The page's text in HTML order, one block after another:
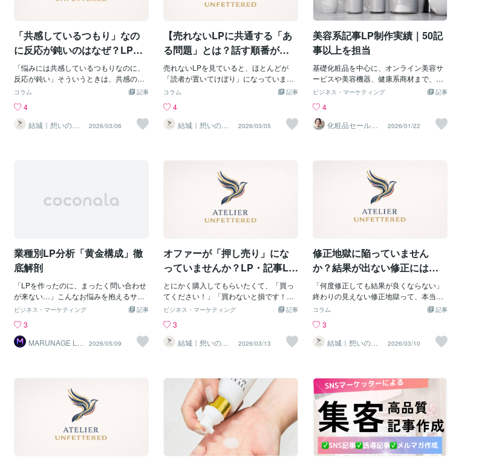
とがあります。元のLPには「痩せたいで
せた結果どうなりたいか」というニーズ
の深堀りが甘い状態でした。そ
が教材を使ったことで成績がどんどん上
のある内容ではありますが、現実感が薄
く、読者が自分ご
を訴求したいがために、FVに大きく赤文
字で価格が訴求されている状態でした。
訴求軸も価格が中心になっていたため、
商品本来の魅力である飲みやすさ・処方
のこだわり・製造工場の安全性が伝わり
場合、「ターゲットが絞り込めていな
「コスパの良さが魅力です！」と即答し
てもらえれば「ジムの会費が高すぎると
感じている人がターゲットだな。コスパ
の良さをどう打ち出すかが課題だな」と
いう目線でチェックできます。一番の魅
力が絞り込めているかどうかで、その後
力が絞り込めないときの考え方】一番の
魅力が絞り込めていないときは、「自分
がこの商品・サービスを購入するならど
折れるものです。LP作成の工程その1は
「その商品・サービスの魅力探し」と言
格・ボリューム・メニューの豊富さなど
複数の魅力を1つのLPで網羅し
でもらえません。記事LP・LPの目的は、
なく、読者を購入ボタンまで連れていく
ための入口です。【離脱パターン別の改
善ポイント】導入文で離脱されることが
多いなら、次の3点を見直してみてくださ
い。・書いてあることがうさんくさい→
信頼できる情報を盛り込む・自分向けに
言及する・読む気になれない→短く・簡
単な言葉で書く少し工夫するだけで、最
後までとはいかなくても、導入文だけで
味を持ってくれた読者を、その場で逃さ
ない工夫になります。【実際の制作事
例】以前、美白クリームの記事LP改修を
担当しました。FVはとても魅力的な仕上
がりでしたが、離脱率が高くCVにつなが
ら、以下の3点を変更しました。・導入文
の長さを3分の1に
すよ！」と訴求しても、それが読者の現
状からかけ離れていると心が動かないん
です。ベネフィットは、読者がリアルに
想像できるものである必要があります。
「あっという間に体が締まる」のではな
く「スキマ時間に運動できるから、運動
不足解消に役立ちますよ」といった訴求
の方が刺さる人は多い。極端なベネフィ
ットは、うさんくさく感じられてしまう
ットを当てる】読者には、表面的な悩み
（顕在ニーズ）の奥に、本当に叶えたい
こと（潜在ニーズ）が隠れています。
「自信を持って出かけたい」——という
潜在ニーズにスポットを当てることで、
ベネフィットが読者のリアルに近づきま
す。読者に届くベネフィットは、"劇的な
変化"より"ちょっとだけ良くなる日常"で
のLPで「履くだけであっという間にスリ
ムに！」という訴求の修正を担当し
「共感しているつもり」なの
に反応が鈍いのはなぜ？LP設
計で見落とされがちな「前提
固め」の話
「悩みには共感しているつもりなのに、
反応が鈍い」そういうときは、共感の言
葉より前に置くべきもの（＝前提）が抜
ります」「つらいですよね」という言葉
があっても、その前に「ペルソナが抱え
ている具体的悩み」への言及が抜けてい
らいですよね」「足腰が痛いと、しんど
いですよね。わかります」これは表面的
があります。「旅行に行くのをためらっ
てしまう」「動くのが億劫になる」「将
来寝たきりになるかもしれない不安」こ
ういった日常の不便や不安に触れたうえ
で「わかります、しんどいですよね」と
伝えて、はじめて「私のことだ」と感じ
以前、関節・筋肉ケアのサプリメントの
記事LPを担当しました。ターゲットは、
膝のギシギシ感や体のもたもた感が気に
入りました。「よっこいしょ」「どっこ
いしょ」という口癖。サッと動けなくな
ってきた感覚。「このまま寝たきりにな
ったらどうしよう」という漠然とした不
安。こういった、ターゲットが日常の中
記事
コラム
4
結城｜想いの言
語化、おまかせ
2026/03/06
【売れないLPに共通する「あ
る問題」とは？話す順番が結
果を左右する 】
売れないLPを見ていると、ほとんどが
「読者が置いてけぼり」になっていま
す。 あなたのLPは大丈夫ですか？人間は
からこそ、話をする順番が大事なんで
す。いきなり商品の魅力やすごさを語っ
ても、「それって本当に自分に必要？」
えますよね。LPも同じです。「もしかし
て、こんな悩みありませんか？」と問い
かけられて初めて、人は自分ごととして
考え始めます。そこから「それなら、こ
ういう解決策があります」と順を追う。
ときほど、丁寧に「順番」を整える必要
があるんです。【実際の制作事例】以
前、クリームシャンプーの記事LPのリラ
イトを担当しました。抜け毛や髪の傷み
に悩む女性向けの商品で、たくさんの植
物エキスを配合し、ゴシゴシこすらずに
Pでは、いきなり成分やテクスチャー、
香りなどの説明が始まっていたのです
が、リライトに際して大幅に構成を変え
で、見た目年齢は大きく変わりますよ
ね」という共感を示し、「年齢を重ねる
と髪の印象が変わる原因」を解説してか
ら、ベネフィットを訴求するようにしま
した。読者が日常的に感じている悩みや
不安に先に触れて、その原因を解説する
ことで、商品の特徴に説得力を持たせる
記事
コラム
4
結城｜想いの言
語化、おまかせ
2026/03/05
美容系記事LP制作実績｜50記
事以上を担当
基礎化粧品を中心に、オンライン美容サ
ービスや美容機器、健康系商材まで、美
容系記事LPを50記事以上制作してきまし
ジングケア美容液 ・ビタミンC美容液 ・
シミケアクリーム ・CICAクリーム ・ク
レンジング ・炭酸洗顔 ・保湿美容液 ・
スチーマー ・ウルトラファインバブルシ
ャワー ・スカルプ電気ブラシ ・サプリメ
ント ・プロテイン ・漫画記事LP ・ペッ
トフード ▽担当範囲 ・市場、競合リサー
チ ・ターゲット／ペルソナ設計 ・訴求
・広告運用データをもとにした修正、改
善 ・薬機法、景品表示法を踏まえた表現
設計
記事
ビジネス・マーケティング
4
化粧品セールス
ライター｜鈴木
2026/01/22
業種別LP分析「黄金構成」徹
底解剖
「LPを作ったのに、まったく問い合わせ
が来ない…」こんなお悩みを抱えるサー
ビス事業者は少なくありません。 実は、
合っていない構成」にあります。 美容サ
ロンと、コーチングと、ECショップ。
それぞれLPに必要な要素はまったく違う
別の「刺さる構成」を6業種にわたって徹
底分析します。 あなたの業種に合ったLP
の黄金パターンが、必ず見つかります。
■ 第1章：業種を問わないLP黄金法則3つ
業種別の話に入る前に、すべての業種に
記事
ビジネス・マーケティング
3
MARUNAGE LP
2026/05/09
オファーが「押し売り」にな
っていませんか？LP・記事LP
のセールス感との向き合い方
とにかく購入してもらいたくて、「買っ
てください！」「買わないと損です！」
「今がチャンスです！」と押しまくって
の結果が出ないのは、その押しの強さが
原因かもしれません。【しつこい売り込
みは逆効果】どんなに良い商品でも、し
す。人は、熱心に売り込まれると「売り
つけられる」と危機感を持ちます。その
状態で購入しても、自分で納得して購入
したものではないので、商品に不満を持
ちやすい。LP・記事LPのセールス感は、
ほんのり匂わせる程度で十分です。「良
かったら買ってね」のスタンスでアピー
記事
ビジネス・マーケティング
3
結城｜想いの言
語化、おまかせ
2026/03/13
修正地獄に陥っていません
か？結果が出ない修正には
「構造」を見直す視点が必要
です
「何度修正しても結果が良くならない」
終わりの見えない修正地獄って、本当に
消耗しますよね。でも、表現を調整して
ら抜け出せません。【表面だけの修正で
は足りない理由】キャッチコピーを変え
たり、訴求文を微調整したり……修正す
修正は、表面だけでは足りないんです。
構造から見直す必要があります。順を追
って話が展開されているか。信頼できる
情報が盛り込まれているか。オファーが
わかりやすいか。そういう部分を細かく
見ていく必要があるんです。【まるっと
作り変えるつもりで手を入れる】修正地
記事
コラム
3
結城｜想いの言
語化、おまかせ
2026/03/10